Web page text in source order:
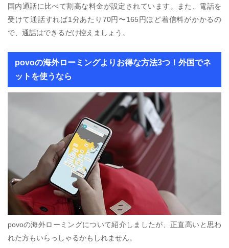
国内通話に比べて割高な料金が設定されています。また、電話を
受けて通話すれば1分あたり70円〜165円ほど着信料がかかるの
で、通話はできるだけ控えましょう。
povoの海外ローミングよりお得な方法3つ！外国でネ
ットを使うなら
povoの海外ローミングについて紹介しましたが、正直高いと思わ
れた方もいらっしゃるかもしれません。